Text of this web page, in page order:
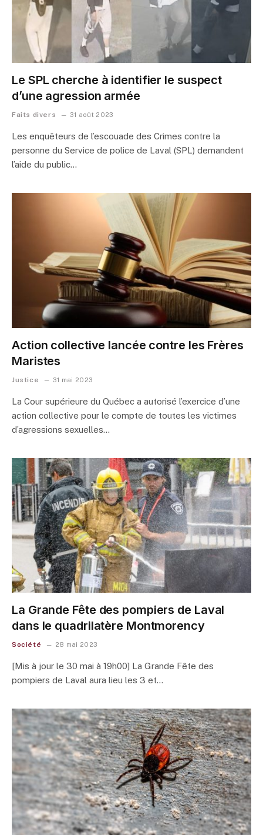
Le SPL cherche à identifier le suspect
d’une agression armée
Faits divers 31 août 2023
Les enquêteurs de l’escouade des Crimes contre la
personne du Service de police de Laval (SPL) demandent
l’aide du public…
Action collective lancée contre les Frères
Maristes
Justice 31 mai 2023
La Cour supérieure du Québec a autorisé l’exercice d’une
action collective pour le compte de toutes les victimes
d’agressions sexuelles…
La Grande Fête des pompiers de Laval
dans le quadrilatère Montmorency
Société 28 mai 2023
[Mis à jour le 30 mai à 19h00] La Grande Fête des
pompiers de Laval aura lieu les 3 et…